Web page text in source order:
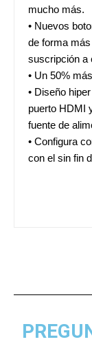
mucho más.
• Nuevos
de forma
suscripción a
• Un 50%
• Diseño
puerto HDMI
fuente de
• Configura
con el sin fin